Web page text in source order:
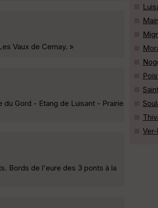
Vaux de Cernay. »
Gord - Etang de Luisant - Prairie
Bords de l'eure des 3 ponts à la